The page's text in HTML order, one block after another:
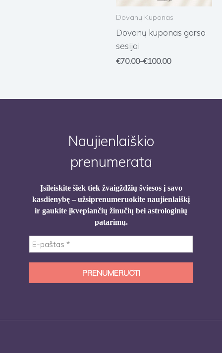
Dovanų Kuponas
Dovanų kuponas garso
sesijai
€70.00-€100.00
Naujienlaiškio
prenumerata
Įsileiskite šiek tiek žvaigždžių šviesos į savo
kasdienybę – užsiprenumeruokite naujienlaiškį
ir gaukite įkvepiančių žinučių bei astrologinių
patarimų.